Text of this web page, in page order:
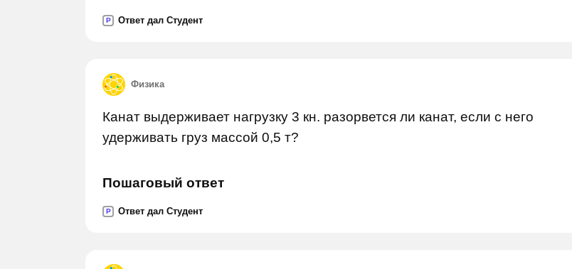
P Ответ дал Студент
Физика
Канат выдерживает нагрузку 3 кн. разорвется ли канат, если с него
удерживать груз массой 0,5 т?
Пошаговый ответ
P Ответ дал Студент